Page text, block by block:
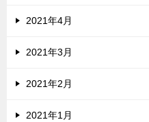
2021年4月
2021年3月
2021年2月
2021年1月